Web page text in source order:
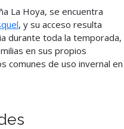
La Hoya, se encuentra
, y su acceso resulta
durante toda la temporada,
en sus propios
comunes de uso invernal en